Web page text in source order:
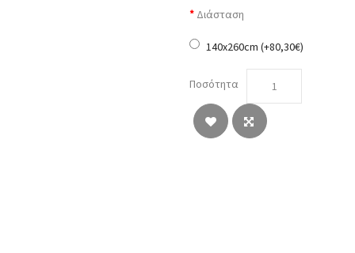
Διάσταση
140x260cm (+80,30€)
Ποσότητα